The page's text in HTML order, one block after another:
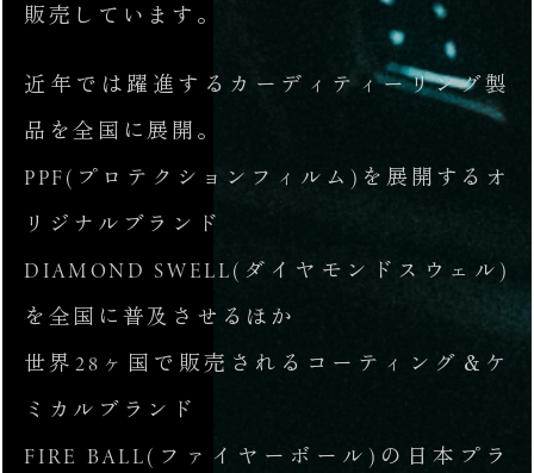
販売しています。
近年では躍進するカーディティーリング製
品を全国に展開。
PPF(プロテクションフィルム)を展開するオ
リジナルブランド
DIAMOND SWELL(ダイヤモンドスウェル)
を全国に普及させるほか
世界28ヶ国で販売されるコーティング＆ケ
ミカルブランド
FIRE BALL(ファイヤーボール)の日本プラ